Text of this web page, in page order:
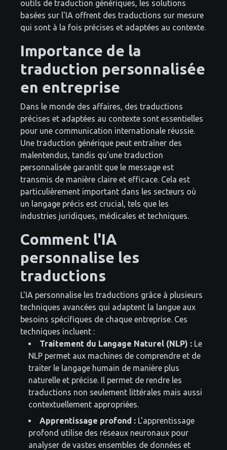
outils de traduction génériques, les solutions
basées sur l'IA offrent des traductions sur mesure
qui sont à la fois précises et adaptées au contexte.
Importance de la
traduction personnalisée
en entreprise
Dans le monde des affaires, des traductions
précises et adaptées au contexte sont essentielles
pour une communication internationale réussie.
Une traduction générique peut entraîner des
malentendus, tandis qu'une traduction
personnalisée garantit que le message est
transmis de manière claire et efficace. Cela est
particulièrement important dans les secteurs où
un langage précis est crucial, tels que les
industries juridiques, médicales et techniques.
Comment l'IA
personnalise les
traductions
L'IA personnalise les traductions grâce à plusieurs
techniques avancées qui adaptent la langue aux
besoins spécifiques de chaque entreprise. Ces
techniques incluent :
Traitement du Langage Naturel (NLP) : Le
NLP permet aux machines de comprendre et de
traiter le langage humain de manière plus
naturelle et précise. Il permet de rendre les
traductions non seulement littérales mais aussi
contextuellement appropriées.
Apprentissage profond : L'apprentissage
profond utilise des réseaux neuronaux pour
analyser de vastes ensembles de données et